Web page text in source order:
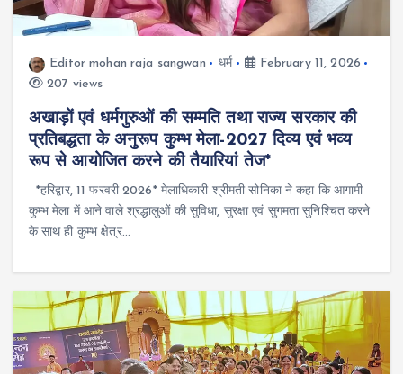
Editor mohan raja sangwan धर्म
February 11, 2026
207 views
अखाड़ों एवं धर्मगुरुओं की सम्मति तथा राज्य सरकार की
प्रतिबद्धता के अनुरूप कुम्भ मेला-2027 दिव्य एवं भव्य
रूप से आयोजित करने की तैयारियां तेज*
*हरिद्वार, 11 फरवरी 2026* मेलाधिकारी श्रीमती सोनिका ने कहा कि आगामी
कुम्भ मेला में आने वाले श्रद्धालुओं की सुविधा, सुरक्षा एवं सुगमता सुनिश्चित करने
के साथ ही कुम्भ क्षेत्र…